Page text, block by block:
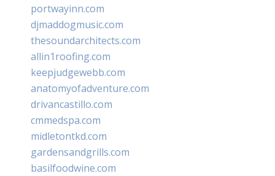
portwayinn.com
djmaddogmusic.com
thesoundarchitects.com
allin1roofing.com
keepjudgewebb.com
anatomyofadventure.com
drivancastillo.com
cmmedspa.com
midletontkd.com
gardensandgrills.com
basilfoodwine.com